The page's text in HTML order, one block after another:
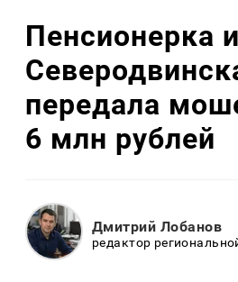
Пенсионерка
передала
6 млн рублей
Дмитрий Лобанов
редактор